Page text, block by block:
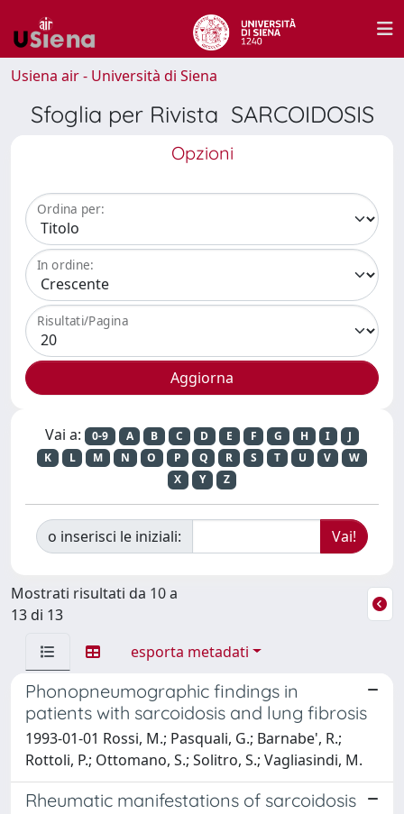
Usiena air - Università di Siena
Sfoglia per Rivista SARCOIDOSIS
Opzioni
Ordina per:
In ordine:
Risultati/Pagina
Vai a: 0-9 A B C D E F G H I
J
K
L M N O P Q R S T U V
W
X
Y Z
o inserisci le iniziali:
Mostrati risultati da 10 a
13 di 13
esporta metadati
Phonopneumographic findings in
patients with sarcoidosis and lung fibrosis
1993-01-01 Rossi, M.; Pasquali, G.; Barnabe', R.;
Rottoli, P.; Ottomano, S.; Solitro, S.; Vagliasindi, M.
Rheumatic manifestations of sarcoidosis